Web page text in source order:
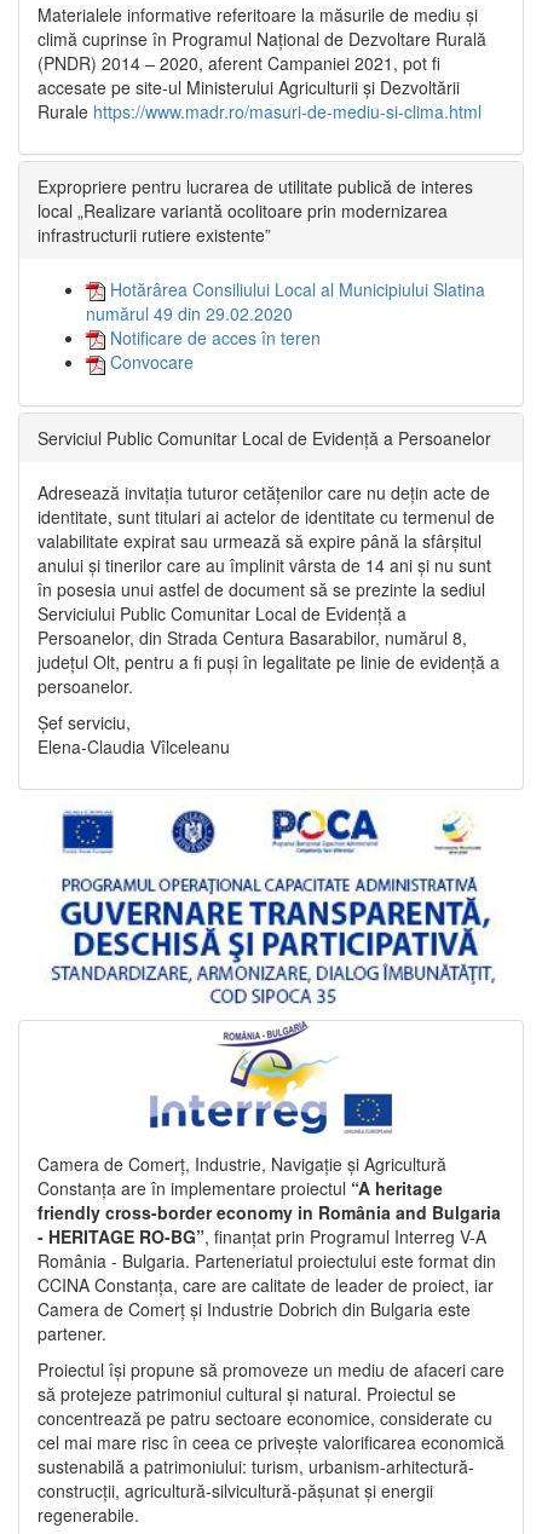
Materialele informative referitoare la măsurile de mediu și
climă cuprinse în Programul Național de Dezvoltare Rurală
(PNDR) 2014 – 2020, aferent Campaniei 2021, pot fi
accesate pe site-ul Ministerului Agriculturii și Dezvoltării
Rurale https://www.madr.ro/masuri-de-mediu-si-clima.html
Expropriere pentru lucrarea de utilitate publică de interes
local „Realizare variantă ocolitoare prin modernizarea
infrastructurii rutiere existente”
Hotărârea Consiliului Local al Municipiului Slatina
numărul 49 din 29.02.2020
Notificare de acces în teren
Convocare
Serviciul Public Comunitar Local de Evidență a Persoanelor
Adresează invitația tuturor cetățenilor care nu dețin acte de
identitate, sunt titulari ai actelor de identitate cu termenul de
valabilitate expirat sau urmează să expire până la sfârșitul
anului și tinerilor care au împlinit vârsta de 14 ani și nu sunt
în posesia unui astfel de document să se prezinte la sediul
Serviciului Public Comunitar Local de Evidență a
Persoanelor, din Strada Centura Basarabilor, numărul 8,
județul Olt, pentru a fi puși în legalitate pe linie de evidență a
persoanelor.
Șef serviciu,
Elena-Claudia Vîlceleanu
Camera de Comerț, Industrie, Navigație și Agricultură
Constanța are în implementare proiectul “A heritage
friendly cross-border economy in România and Bulgaria
- HERITAGE RO-BG”, finanțat prin Programul Interreg V-A
România - Bulgaria. Parteneriatul proiectului este format din
CCINA Constanța, care are calitate de leader de proiect, iar
Camera de Comerț și Industrie Dobrich din Bulgaria este
partener.
Proiectul își propune să promoveze un mediu de afaceri care
să protejeze patrimoniul cultural și natural. Proiectul se
concentrează pe patru sectoare economice, considerate cu
cel mai mare risc în ceea ce privește valorificarea economică
sustenabilă a patrimoniului: turism, urbanism-arhitectură-
construcții, agricultură-silvicultură-pășunat și energii
regenerabile.